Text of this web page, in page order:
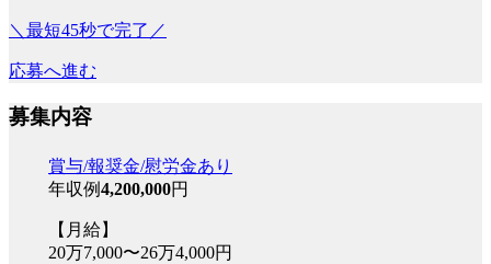
＼最短45秒で完了／
応募へ進む
募集内容
賞与/報奨金/慰労金あり
年収例4,200,000円
【月給】
20万7,000〜26万4,000円